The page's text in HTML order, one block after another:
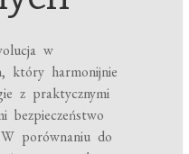
w
który harmonijnie
z praktycznymi
bezpieczeństwo
porównaniu do